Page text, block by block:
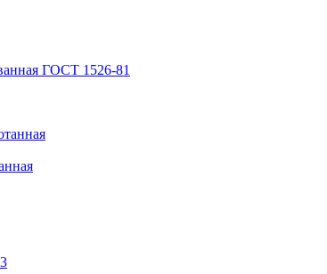
ГОСТ 1526-81